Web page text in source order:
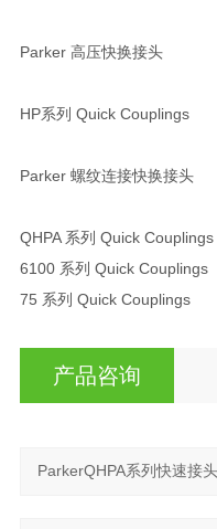
Parker 高压快换接头
HP系列 Quick Couplings
Parker 螺纹连接快换接头
QHPA 系列 Quick Couplings
6100 系列 Quick Couplings
75 系列 Quick Couplings
产品咨询